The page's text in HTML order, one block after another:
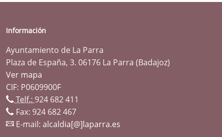
Información
Ayuntamiento de La Parra
Plaza de España, 3. 06176 La Parra (Badajoz)
Ver mapa
CIF: P0609900F
Telf.: 924 682 411
Fax: 924 682 467
E-mail: alcaldia[@]laparra.es